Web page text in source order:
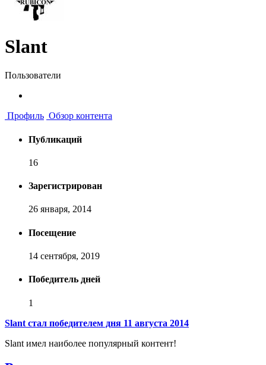
Slant
Пользователи
Профиль Обзор контента
Публикаций
16
Зарегистрирован
26 января, 2014
Посещение
14 сентября, 2019
Победитель дней
1
Slant стал победителем дня 11 августа 2014
Slant имел наиболее популярный контент!